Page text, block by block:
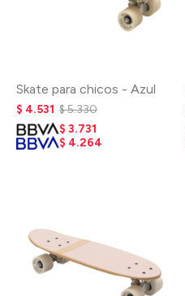
Skate para chicos - Azul
$ 4.531 $5.330
$ 3.731
$ 4.264